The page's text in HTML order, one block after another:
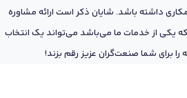
داشته باشد. شایان ذکر است ارائه مشاوره
یکی از خدمات ما می‌باشد می‌تواند یک انتخاب
برای شما صنعت‌گران عزیز رقم بزند!